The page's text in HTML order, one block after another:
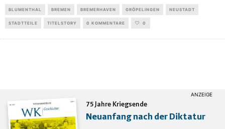
BLUMENTHAL BREMEN BREMERHAVEN GRÖPELINGEN NEUSTADT
STADTTEILE TITELSTORY 0 KOMMENTARE 0
75 Jahre Kriegsende
Neuanfang nach der Diktatur